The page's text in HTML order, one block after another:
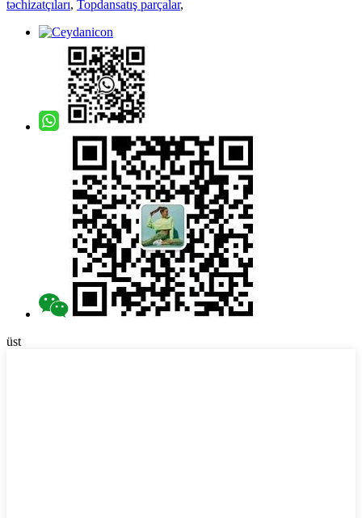
təchizatçıları, Topdansatış parçalar,
üst